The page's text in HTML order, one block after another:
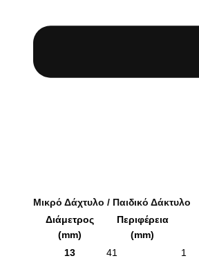
Μικρό Δάχτυλο / Παιδικό Δάκτυλο
Διάμετρος
(mm)
Περιφέρεια
(mm)
13
41
1